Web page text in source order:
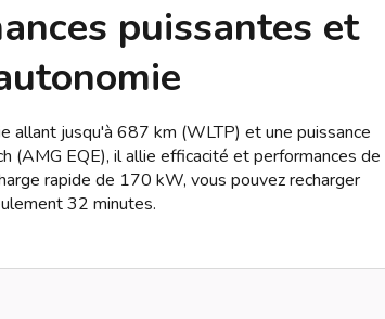
puissantes et
allant jusqu'à 687 km (WLTP) et une puissance
(AMG EQE), il allie efficacité et performances de
rapide de 170 kW, vous pouvez recharger
32 minutes.